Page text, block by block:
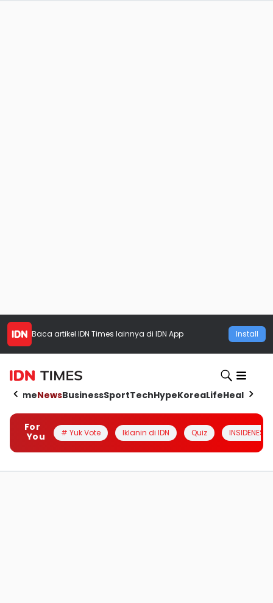
Baca artikel IDN Times lainnya di IDN App Install
HomeNewsBusinessSportTechHypeKoreaLifeHealth
For
You
# Yuk Vote Iklanin di IDN Quiz INSIDENESIA